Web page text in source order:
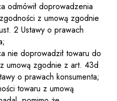
odmówił doprowadzenia
z umową zgodnie
2 Ustawy o prawach
nie doprowadził towaru do
umową zgodnie z art. 43d
o prawach konsumenta;
towaru z umową